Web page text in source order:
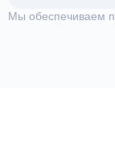
Мы обеспечиваем